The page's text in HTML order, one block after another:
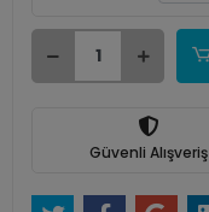
Güvenli Alışveriş